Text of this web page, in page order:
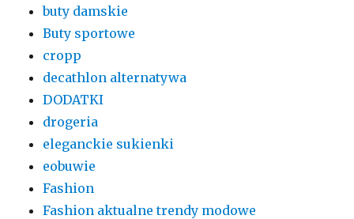
buty damskie
Buty sportowe
cropp
decathlon alternatywa
DODATKI
drogeria
eleganckie sukienki
eobuwie
Fashion
Fashion aktualne trendy modowe